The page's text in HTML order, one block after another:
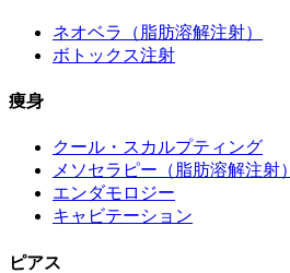
ネオベラ（脂肪溶解注射）
ボトックス注射
痩身
クール・スカルプティング
メソセラピー（脂肪溶解注射）
エンダモロジー
キャビテーション
ピアス